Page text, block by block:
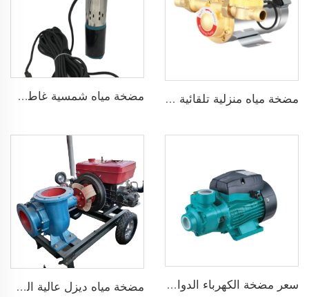
مضخة مياه منزلية تلقائية ضاغطة بضغط 160psi مضخة مياه شمسية غاطسة برأس 75 مترًا بدون فرش DC48V لري الزراعة
سعر مضخة الكهرباء الدوامة المنزلية سلسلة QB قوة 0.37KW 0.5 حصان مضخة محيطيةQB60 مضخة مياه ديزل عالية الضغط متداولة حديثة البيع لري الزراعة